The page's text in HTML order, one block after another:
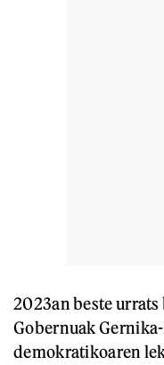
2023an beste
Gobernuak
demokratikoaren